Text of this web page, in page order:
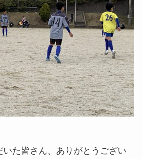
いた皆さん、ありがとうござい